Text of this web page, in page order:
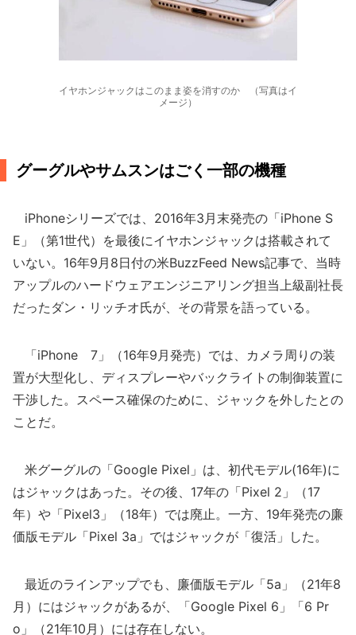
イヤホンジャックはこのまま姿を消すのか （写真はイ
メージ）
グーグルやサムスンはごく一部の機種
iPhoneシリーズでは、2016年3月末発売の「iPhone S
E」（第1世代）を最後にイヤホンジャックは搭載されて
いない。16年9月8日付の米BuzzFeed News記事で、当時
アップルのハードウェアエンジニアリング担当上級副社長
だったダン・リッチオ氏が、その背景を語っている。
「iPhone 7」（16年9月発売）では、カメラ周りの装
置が大型化し、ディスプレーやバックライトの制御装置に
干渉した。スペース確保のために、ジャックを外したとの
ことだ。
米グーグルの「Google Pixel」は、初代モデル(16年)に
はジャックはあった。その後、17年の「Pixel 2」（17
年）や「Pixel3」（18年）では廃止。一方、19年発売の廉
価版モデル「Pixel 3a」ではジャックが「復活」した。
最近のラインアップでも、廉価版モデル「5a」（21年8
月）にはジャックがあるが、「Google Pixel 6」「6 Pr
o」（21年10月）には存在しない。